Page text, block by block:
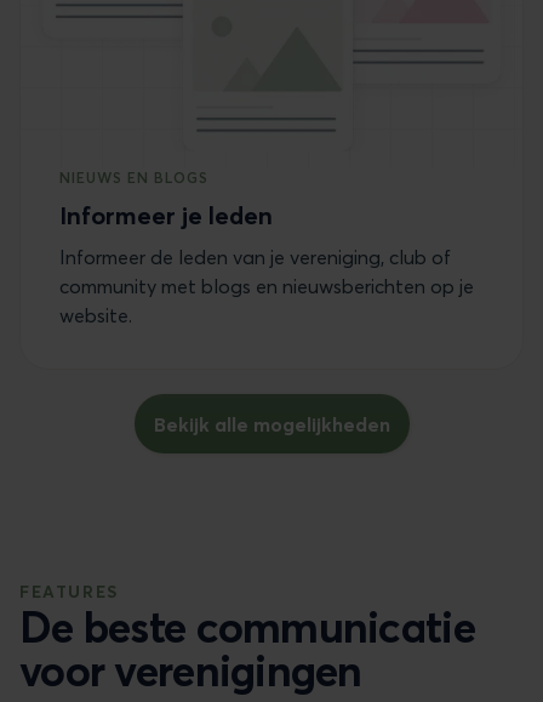
NIEUWS EN BLOGS
Informeer je leden
Informeer de leden van je vereniging, club of
community met blogs en nieuwsberichten op je
website.
Bekijk alle mogelijkheden
FEATURES
De beste communicatie
voor verenigingen